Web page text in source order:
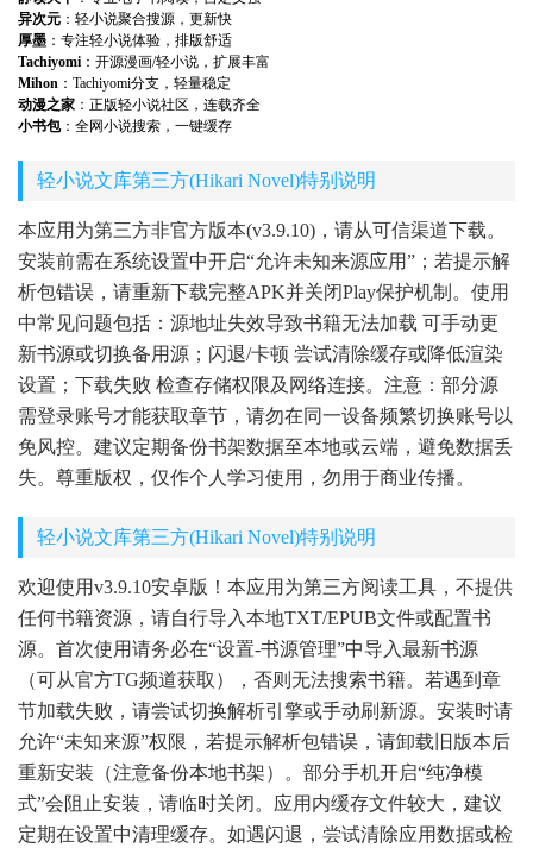
异次元 ：轻小说聚合搜源，更新快
厚墨 ：专注轻小说体验，排版舒适
Tachiyomi ：开源漫画/轻小说，扩展丰富
Mihon ：Tachiyomi分支，轻量稳定
动漫之家 ：正版轻小说社区，连载齐全
小书包：全网小说搜索，一键缓存
轻小说文库第三方(Hikari Novel)特别说明
本应用为第三方非官方版本(v3.9.10)，请从可信渠道下载。
安装前需在系统设置中开启“允许未知来源应用”；若提示解
析包错误，请重新下载完整APK并关闭Play保护机制。使用
中常见问题包括：源地址失效导致书籍无法加载 可手动更
新书源或切换备用源；闪退/卡顿 尝试清除缓存或降低渲染
设置；下载失败 检查存储权限及网络连接。注意：部分源
需登录账号才能获取章节，请勿在同一设备频繁切换账号以
免风控。建议定期备份书架数据至本地或云端，避免数据丢
失。尊重版权，仅作个人学习使用，勿用于商业传播。
轻小说文库第三方(Hikari Novel)特别说明
欢迎使用v3.9.10安卓版！本应用为第三方阅读工具，不提供
任何书籍资源，请自行导入本地TXT/EPUB文件或配置书
源。首次使用请务必在“设置-书源管理”中导入最新书源
（可从官方TG频道获取），否则无法搜索书籍。若遇到章
节加载失败，请尝试切换解析引擎或手动刷新源。安装时请
允许“未知来源”权限，若提示解析包错误，请卸载旧版本后
重新安装（注意备份本地书架）。部分手机开启“纯净模
式”会阻止安装，请临时关闭。应用内缓存文件较大，建议
定期在设置中清理缓存。如遇闪退，尝试清除应用数据或检